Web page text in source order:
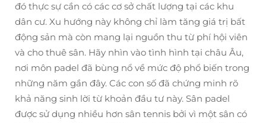
đó thực sự cần có các cơ sở chất lượng tại các khu
dân cư. Xu hướng này không chỉ làm tăng giá trị bất
động sản mà còn mang lại nguồn thu từ phí hội viên
và cho thuê sân. Hãy nhìn vào tình hình tại châu Âu,
nơi môn padel đã bùng nổ về mức độ phổ biến trong
những năm gần đây. Các con số đã chứng minh rõ
khả năng sinh lời từ khoản đầu tư này. Sân padel
được sử dụng nhiều hơn sân tennis bởi vì một sân có